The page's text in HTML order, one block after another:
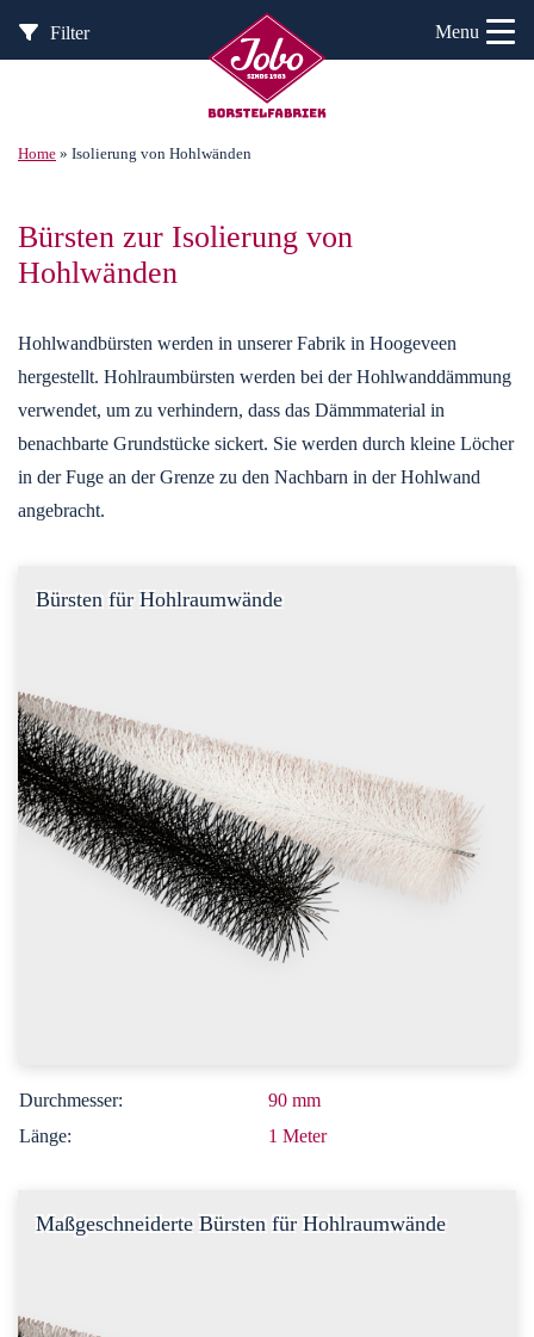
Filter Menu
Home » Isolierung von Hohlwänden
Bürsten zur Isolierung von
Hohlwänden
Hohlwandbürsten werden in unserer Fabrik in Hoogeveen
hergestellt. Hohlraumbürsten werden bei der Hohlwanddämmung
verwendet, um zu verhindern, dass das Dämmmaterial in
benachbarte Grundstücke sickert. Sie werden durch kleine Löcher
in der Fuge an der Grenze zu den Nachbarn in der Hohlwand
angebracht.
Bürsten für Hohlraumwände
Durchmesser:
90 mm
Länge:
1 Meter
Maßgeschneiderte Bürsten für Hohlraumwände